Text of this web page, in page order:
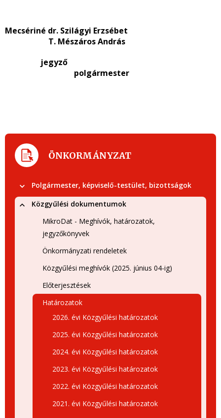
Mecsériné dr. Szilágyi Erzsébet
T. Mészáros András
jegyző
polgármester
ÖNKORMÁNYZAT
Polgármester, képviselő-testület, bizottságok
Közgyűlési dokumentumok
MikroDat - Meghívók, határozatok,
jegyzőkönyvek
Önkormányzati rendeletek
Közgyűlési meghívók (2025. június 04-ig)
Előterjesztések
Határozatok
2026. évi Közgyűlési határozatok
2025. évi Közgyűlési határozatok
2024. évi Közgyűlési határozatok
2023. évi Közgyűlési határozatok
2022. évi Közgyűlési határozatok
2021. évi Közgyűlési határozatok